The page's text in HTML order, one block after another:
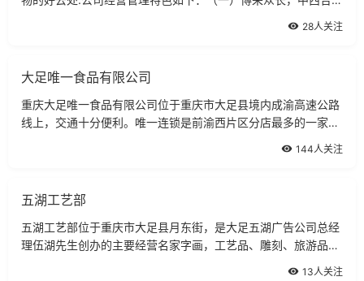
28人关注
大足唯一食品有限公司
重庆大足唯一食品有限公司位于重庆市大足县境内成渝高速公路
线上，交通十分便利。唯一连锁是前渝西片区分店最多的一家连
144人关注
五湖工艺部
五湖工艺部位于重庆市大足县月东街，是大足五湖广告公司总经
理伍湖先生创办的主要经营名家字画，工艺品、雕刻、旅游品、
13人关注